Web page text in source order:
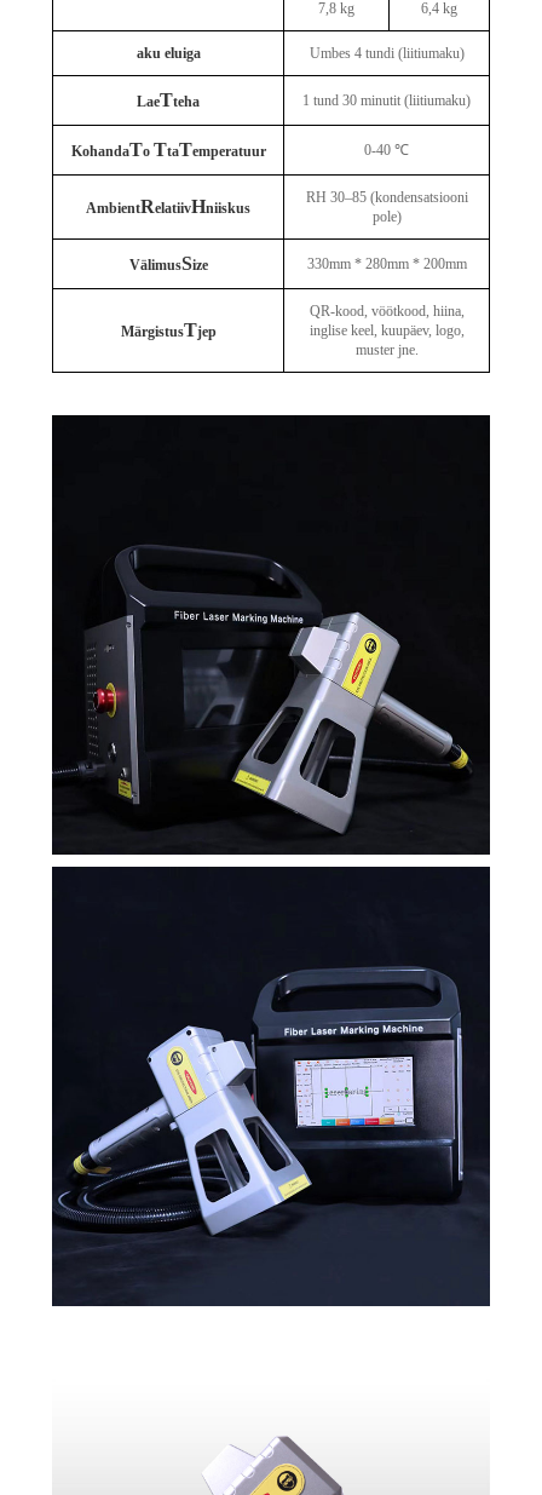
7,8 kg 6,4 kg
aku eluiga Umbes 4 tundi (liitiumaku)
LaeTteha 1 tund 30 minutit (liitiumaku)
KohandaTo TtaTemperatuur 0-40 ℃
AmbientRelatiivHniiskus
RH 30–85 (kondensatsiooni
pole)
VälimusSize 330mm * 280mm * 200mm
MärgistusTjep
QR-kood, vöötkood, hiina,
inglise keel, kuupäev, logo,
muster jne.